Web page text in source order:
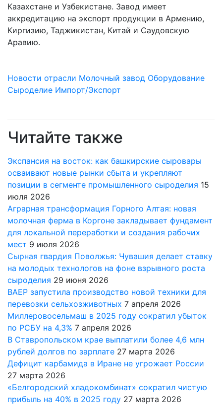
Казахстане и Узбекистане. Завод имеет
аккредитацию на экспорт продукции в Армению,
Киргизию, Таджикистан, Китай и Саудовскую
Аравию.
Новости отрасли Молочный завод Оборудование
Сыроделие Импорт/Экспорт
Читайте также
Экспансия на восток: как башкирские сыровары
осваивают новые рынки сбыта и укрепляют
позиции в сегменте промышленного сыроделия 15
июля 2026
Аграрная трансформация Горного Алтая: новая
молочная ферма в Коргоне закладывает фундамент
для локальной переработки и создания рабочих
мест 9 июля 2026
Сырная гвардия Поволжья: Чувашия делает ставку
на молодых технологов на фоне взрывного роста
сыроделия 29 июня 2026
ВАЕР запустила производство новой техники для
перевозки сельхозживотных 7 апреля 2026
Миллеровосельмаш в 2025 году сократил убыток
по РСБУ на 4,3% 7 апреля 2026
В Ставропольском крае выплатили более 4,6 млн
рублей долгов по зарплате 27 марта 2026
Дефицит карбамида в Иране не угрожает России
27 марта 2026
«Белгородский хладокомбинат» сократил чистую
прибыль на 40% в 2025 году 27 марта 2026